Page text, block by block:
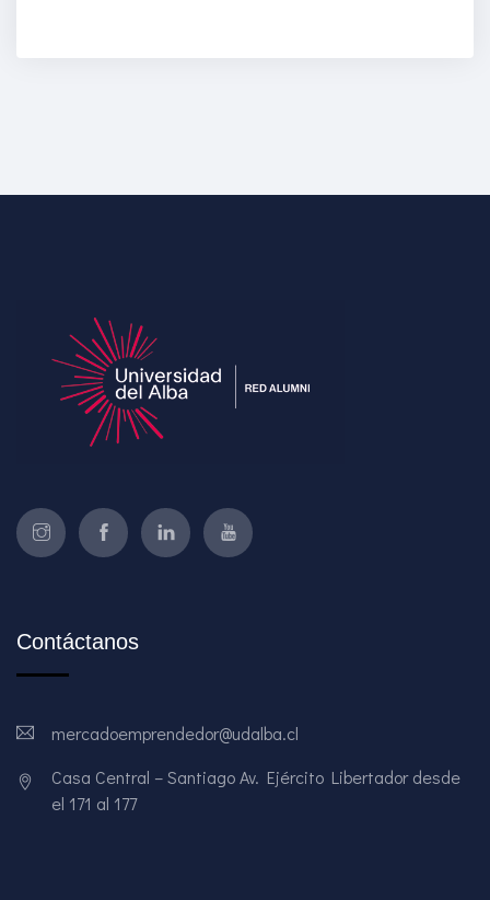
Contáctanos
mercadoemprendedor@udalba.cl
Casa Central – Santiago Av. Ejército Libertador desde
el 171 al 177